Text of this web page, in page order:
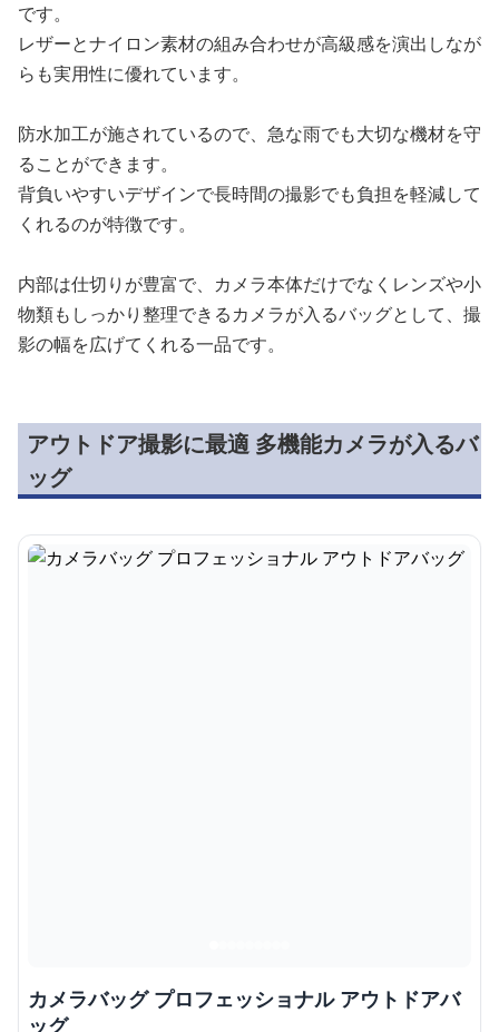
です。
レザーとナイロン素材の組み合わせが高級感を演出しなが
らも実用性に優れています。
防水加工が施されているので、急な雨でも大切な機材を守
ることができます。
背負いやすいデザインで長時間の撮影でも負担を軽減して
くれるのが特徴です。
内部は仕切りが豊富で、カメラ本体だけでなくレンズや小
物類もしっかり整理できるカメラが入るバッグとして、撮
影の幅を広げてくれる一品です。
アウトドア撮影に最適 多機能カメラが入るバ
ッグ
カメラバッグ プロフェッショナル アウトドアバ
ッグ